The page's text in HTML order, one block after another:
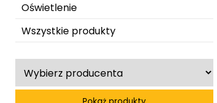
Oświetlenie
Wszystkie produkty